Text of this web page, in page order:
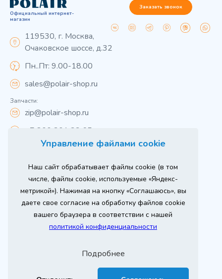
Управление файлами cookie
Наш сайт обрабатывает файлы cookie (в том
числе, файлы cookie, используемые «Яндекс-
метрикой»). Нажимая на кнопку «Соглашаюсь», вы
даете свое согласие на обработку файлов cookie
вашего браузера в соответствии с нашей
политикой конфиденциальности
Подробнее
Официальный интернет-
магазин
119530, г. Москва,
Очаковское шоссе, д.32
Пн..Пт: 9.00-18.00
sales@polair-shop.ru
Запчасти:
zip@polair-shop.ru
+7 800 301 33 65
Заказать звонок
Вся информация на сайте о товарах носит
справочный характер и не является публичной
офертой в соответствии с пунктом 2 статьи 437 ГК РФ.
Для получения подробной информации о наличии и
стоимости указанных товаров и (или) услуг,
пожалуйста, обращайтесь к менеджеру сайта по
телефону
При использовании материалов сайта ссылка
Продвижение сайта
Оставь заявку